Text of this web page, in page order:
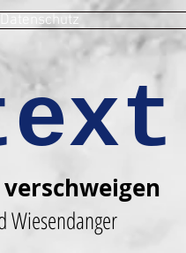
Datenschutz
Wiesendanger